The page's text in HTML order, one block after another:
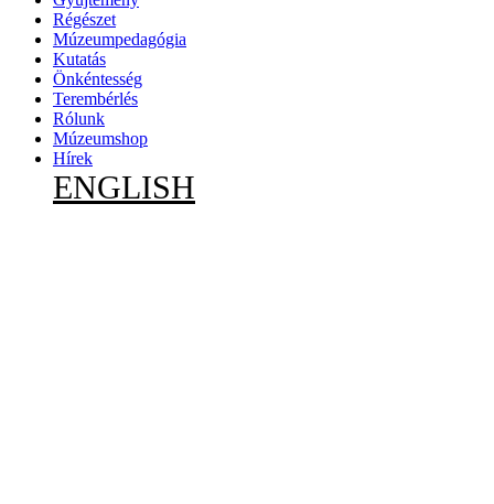
Régészet
Múzeumpedagógia
Kutatás
Önkéntesség
Terembérlés
Rólunk
Múzeumshop
Hírek
ENGLISH